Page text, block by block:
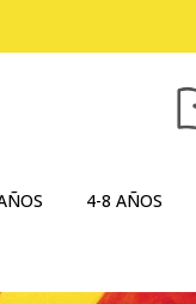
4-8 AÑOS